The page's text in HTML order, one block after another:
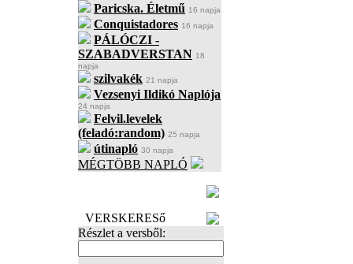
Paricska. Életmű 16 napja
Conquistadores 16 napja
PÁLÓCZI -
SZABADVERSTAN 18
napja
szilvakék 21 napja
Vezsenyi Ildikó Naplója
24 napja
Felvil.levelek
(feladó:random) 25 napja
útinapló 30 napja
MÉGTÖBB NAPLÓ
VERSKERESő
Részlet a versből: